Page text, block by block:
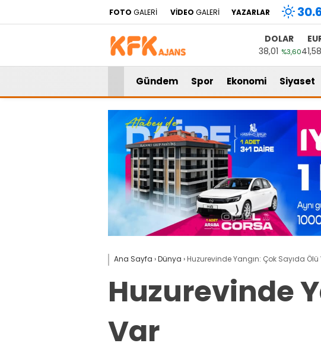
FOTO GALERİ VİDEO GALERİ YAZARLAR
DOLAR
38,01 %3,6041,58
Gündem Spor Ekonomi Siyaset
Ana Sayfa ›Dünya › Huzurevinde Yangın: Çok Sayıda Ölü
Huzurevinde
Var